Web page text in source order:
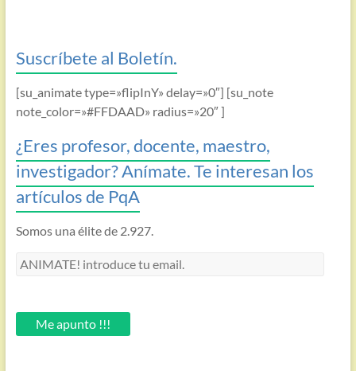
Suscríbete al Boletín.
[su_animate type=»flipInY» delay=»0″] [su_note
note_color=»#FFDAAD» radius=»20″ ]
¿Eres profesor, docente, maestro,
investigador? Anímate. Te interesan los
artículos de PqA
Somos una élite de 2.927.
ANIMATE!
email.Me apunto !!!